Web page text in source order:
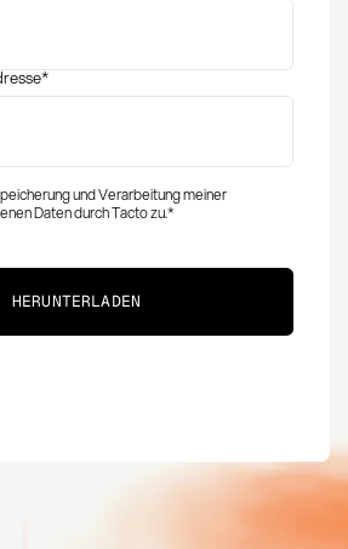
*
und Verarbeitung meiner
Daten durch Tacto zu.*